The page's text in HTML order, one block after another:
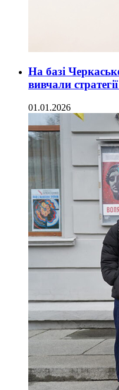
На базі
вивчали
01.01.2026